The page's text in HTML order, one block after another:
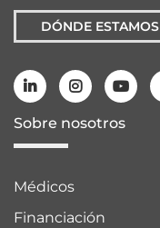
DÓNDE ESTAMOS
Sobre nosotros
Médicos
Financiación